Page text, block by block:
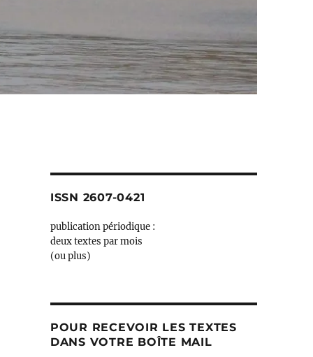
ISSN 2607-0421
publication périodique :
deux textes par mois
(ou plus)
POUR RECEVOIR LES TEXTES
DANS VOTRE BOÎTE MAIL